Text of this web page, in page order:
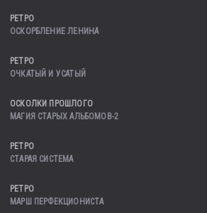
РЕТРО
ОСКОРБЛЕНИЕ ЛЕНИНА
РЕТРО
ОЧКАТЫЙ И УСАТЫЙ
ОСКОЛКИ ПРОШЛОГО
МАГИЯ СТАРЫХ АЛЬБОМОВ-2
РЕТРО
СТАРАЯ СИСТЕМА
РЕТРО
МАРШ ПЕРФЕКЦИОНИСТА